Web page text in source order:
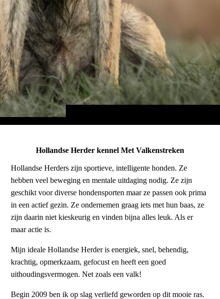
Hollandse Herder kennel Met Valkenstreken
Hollandse Herders zijn sportieve, intelligente honden. Ze
hebben veel beweging en mentale uitdaging nodig. Ze zijn
geschikt voor diverse hondensporten maar ze passen ook prima
in een actief gezin. Ze ondernemen graag iets met hun baas, ze
zijn daarin niet kieskeurig en vinden bijna alles leuk. Als er
maar actie is.
Mijn ideale Hollandse Herder is energiek, snel, behendig,
krachtig, opmerkzaam, gefocust en heeft een goed
uithoudingsvermogen. Net zoals een valk!
Begin 2009 ben ik op slag verliefd geworden op dit mooie ras.